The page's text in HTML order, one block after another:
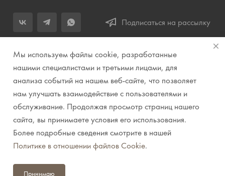
Подписаться на рассылку
+7 (343) 283-04-11
Заказать звонок
info@prirodazvuka.ru
620144, г. Екатеринбург, ул. Хохрякова, д. 98, салон 27, ТЦ
«Весенний», 2 этаж, Центральный вход с ул. Куйбышева
© 2007-2026 Компания "Природа звука" // Звук. Свет.
Видео. Комплексные решения. Музыкальные
инструменты
Мы используем файлы cookie, разработанные
нашими специалистами и третьими лицами, для
анализа событий на нашем веб-сайте, что позволяет
нам улучшать взаимодействие с пользователями и
обслуживание. Продолжая просмотр страниц нашего
сайта, вы принимаете условия его использования.
Более подробные сведения смотрите в нашей
Политике в отношении файлов Cookie.
Принимаю